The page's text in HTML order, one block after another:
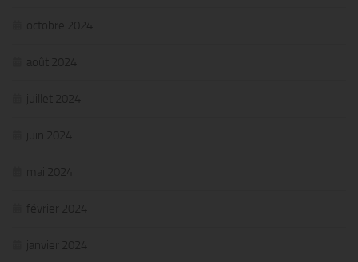
octobre 2024
août 2024
juillet 2024
juin 2024
mai 2024
février 2024
janvier 2024